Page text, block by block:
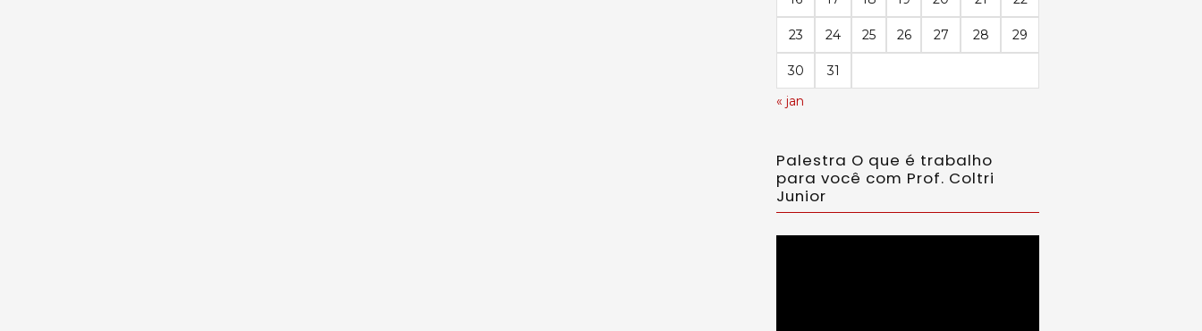
23 24 25 26 27 28 29
30
31
« jan
Palestra O que é trabalho
para você com Prof. Coltri
Junior